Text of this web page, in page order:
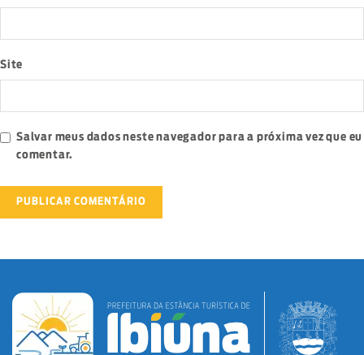
Site
Salvar meus dados neste navegador para a próxima vez que eu
comentar.